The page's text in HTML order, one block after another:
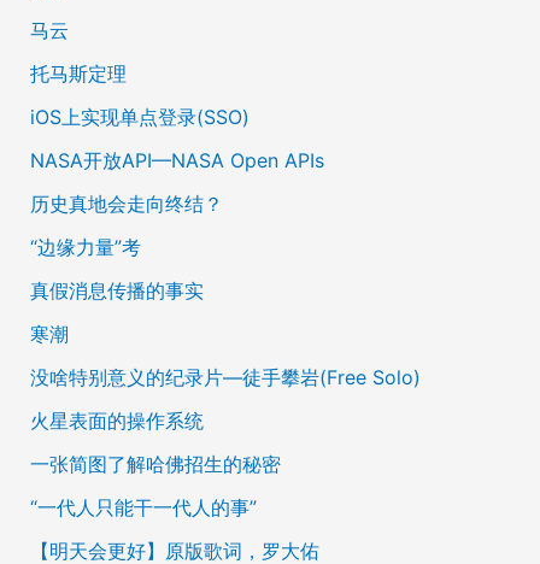
马云
托马斯定理
iOS上实现单点登录(SSO)
NASA开放API—NASA Open APIs
历史真地会走向终结？
“边缘力量”考
真假消息传播的事实
寒潮
没啥特别意义的纪录片—徒手攀岩(Free Solo)
火星表面的操作系统
一张简图了解哈佛招生的秘密
“一代人只能干一代人的事”
【明天会更好】原版歌词，罗大佑